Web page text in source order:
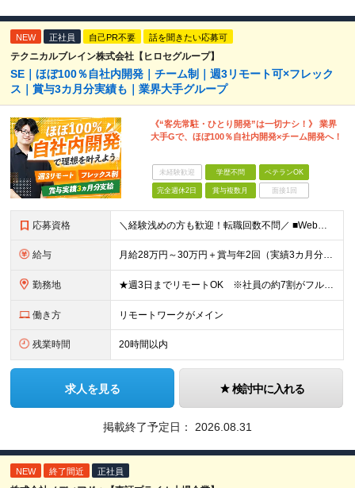
NEW 正社員 自己PR不要 話を聞きたい応募可
テクニカルブレイン株式会社【ヒロセグループ】
SE｜ほぼ100％自社内開発｜チーム制｜週3リモート可×フレック
ス｜賞与3カ月分実績も｜業界大手グループ
《“客先常駐・ひとり開発”は一切ナシ！》 業界
大手Gで、ほぼ100％自社内開発×チーム開発へ！
未経験歓迎 学歴不問 ベテランOK
完全週休2日 賞与複数月 面接1回
応募資格 ＼経験浅めの方も歓迎！転職回数不問／ ■Web系システム開発の経験をお持ちの方（言語、工程、年数不問） ■学歴不問 ◎まずはお会いすることを大切にしています！ 「経歴に自信がない…」そんな方もまずは
給与 月給28万円～30万円＋賞与年2回（実績3カ月分）＋住宅・家族手当 ※経験・年齢・能力を考慮し、当社規定により決定します。 ※試用期間3カ月（給与、待遇に差異はありません） ※残業代は全額支給いたしま
勤務地 ★週3日までリモートOK ※社員の約7割がフルに活用中 ★駅チカで通勤快適！ ■東京本社 東京都台東区上野6丁目16番地22号 上野TGビル4階 ※(変更の範囲)上記を除く当社関連勤務地
働き方 リモートワークがメイン
残業時間 20時間以内
求人を見る 検討中に入れる
掲載終了予定日： 2026.08.31
NEW 終了間近 正社員